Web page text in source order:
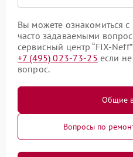
Вы можете ознакомиться
часто задаваемыми
сервисный центр “FIX-
+7 (495) 023-73-25 если
вопрос.
Общие
Вопросы по